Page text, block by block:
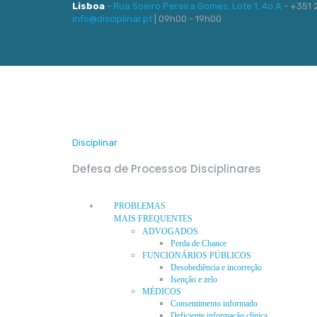
Lisboa - Rua Soeiro Pereira Gomes, Lote 1, 4o A - +351
info@disciplinar.pt | 09h00 - 19h00
Disciplinar
Defesa de Processos Disciplinares
PROBLEMAS
MAIS FREQUENTES
ADVOGADOS
Perda de Chance
FUNCIONÁRIOS PÚBLICOS
Desobediência e incorreção
Isenção e zelo
MÉDICOS
Consentimento informado